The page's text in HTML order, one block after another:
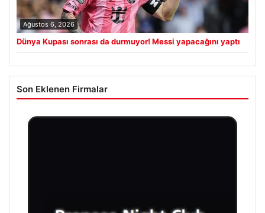
Ağustos 6, 2026
Dünya Kupası sonrası da durmuyor! Messi yapacağını yaptı
Son Eklenen Firmalar